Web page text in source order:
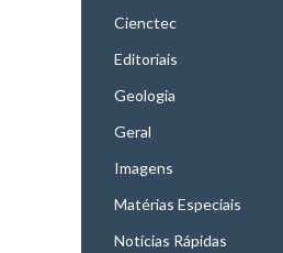
Cienctec
Editoriais
Geologia
Geral
Imagens
Matérias Especiais
Notícias Rápidas